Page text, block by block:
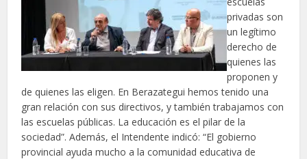
privadas son
un legítimo
derecho de
quienes las
proponen y
de quienes las eligen. En Berazategui hemos tenido una
gran relación con sus directivos, y también trabajamos con
las escuelas públicas. La educación es el pilar de la
sociedad”. Además, el Intendente indicó: “El gobierno
provincial ayuda mucho a la comunidad educativa de